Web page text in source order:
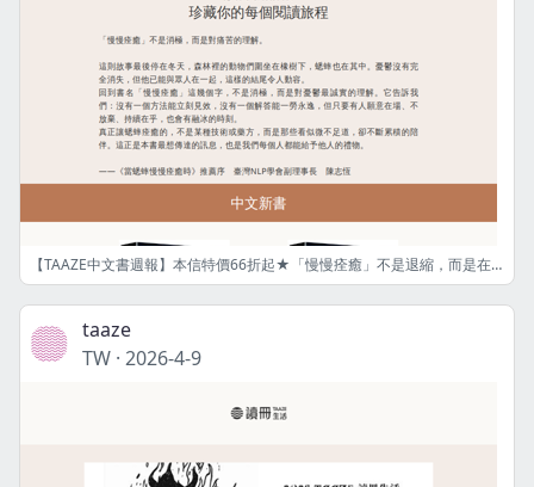
【TAAZE中文書週報】本信特價66折起★「慢慢痊癒」不是退縮，而是在陪伴中，學會與痛苦共處的勇氣。——《當蟋蟀慢慢痊癒時》
taaze
TW · 2026-4-9